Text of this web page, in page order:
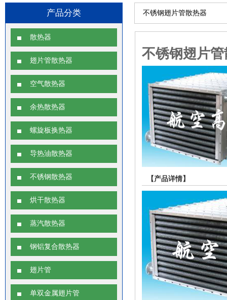
产品分类
散热器
翅片管散热器
空气散热器
余热散热器
螺旋板换热器
导热油散热器
不锈钢散热器
烘干散热器
蒸汽散热器
钢铝复合散热器
翅片管
单双金属翅片管
不锈钢翅片管散热器
不锈钢翅片
【产品详情】